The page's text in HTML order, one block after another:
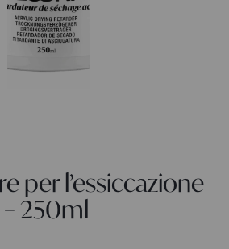
per l’essiccazione
– 250ml